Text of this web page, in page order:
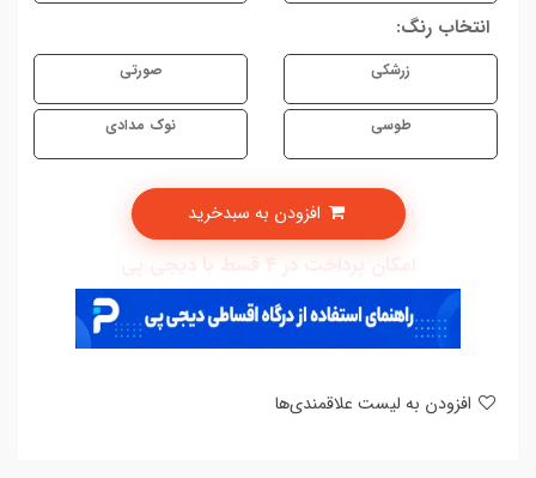
انتخاب رنگ:
زرشکی صورتی
طوسی نوک مدادی
امکان پرداخت در 4 قسط با دیجی پی